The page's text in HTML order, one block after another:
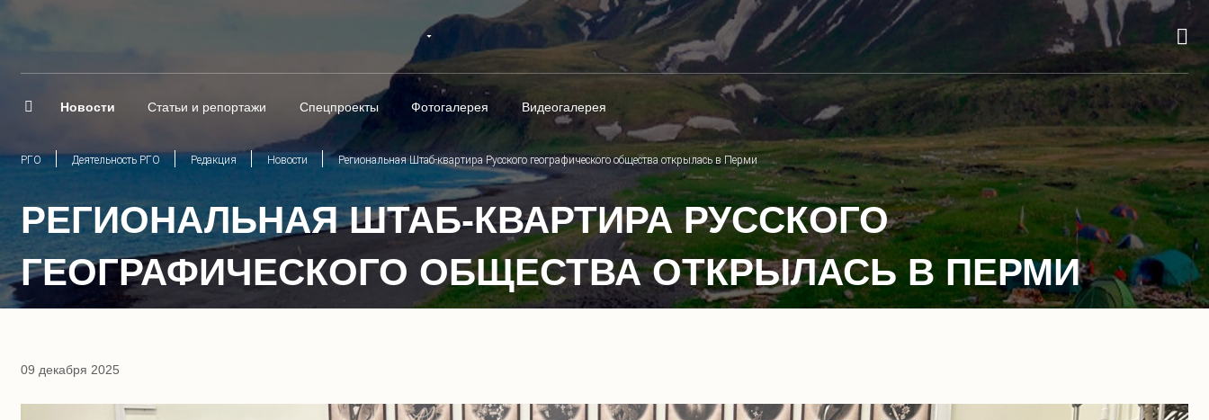
Новости Статьи и репортажи Спецпроекты Фотогалерея Видеогалерея
РГО Деятельность РГО Редакция Новости Региональная Штаб-квартира Русского географического общества открылась в Перми
РЕГИОНАЛЬНАЯ ШТАБ-КВАРТИРА РУССКОГО
ГЕОГРАФИЧЕСКОГО ОБЩЕСТВА ОТКРЫЛАСЬ В ПЕРМИ
09 декабря 2025